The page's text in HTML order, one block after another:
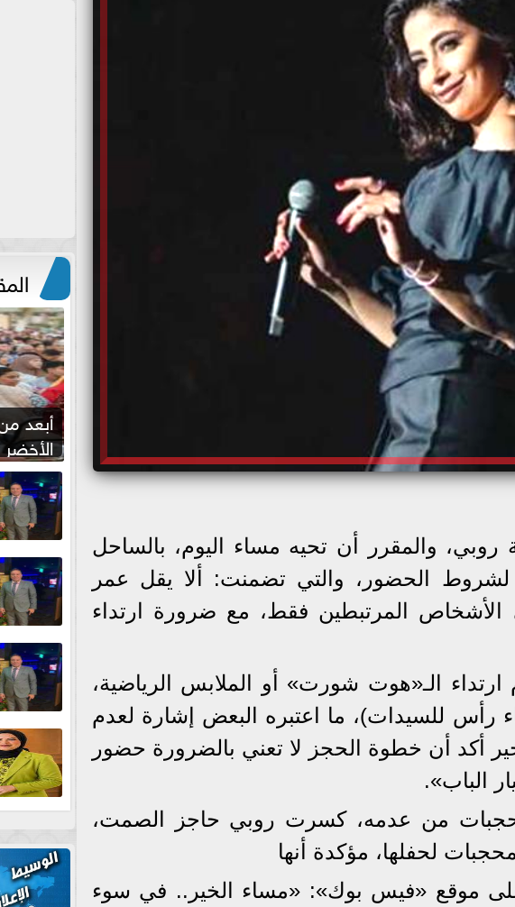
روبي، والمقرر أن تحيه مساء اليوم، بالساحل
لشروط الحضور، والتي تضمنت: ألا يقل عمر
على الأشخاص المرتبطين فقط، مع ضرورة ارتداء
الـ«هوت شورت» أو الملابس الرياضية،
رأس للسيدات)، ما اعتبره البعض إشارة لعدم
أكد أن خطوة الحجز لا تعني بالضرورة حضور
الباب».
من عدمه، كسرت روبي حاجز الصمت،
لحفلها، مؤكدة أنها
موقع «فيس بوك»: «مساء الخير.. في سوء
أبعد
فوضى
طبيعية
للتجارة